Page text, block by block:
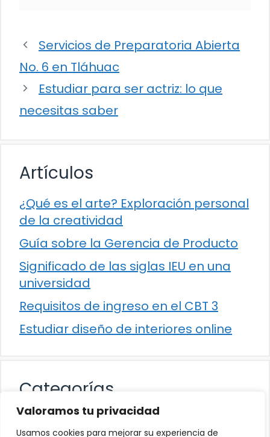
Valoramos tu privacidad
Usamos cookies para mejorar su experiencia de
Servicios de Preparatoria Abierta
No. 6 en Tláhuac
Estudiar para ser actriz: lo que
necesitas saber
Artículos
¿Qué es el arte? Exploración personal
de la creatividad
Guía sobre la Gerencia de Producto
Significado de las siglas IEU en una
universidad
Requisitos de ingreso en el CBT 3
Estudiar diseño de interiores online
Categorías
Cultura